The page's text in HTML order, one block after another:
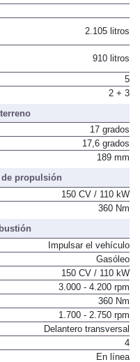
5
17 grados
17,6 grados
de propulsión
150 CV / 110 kW
Impulsar el vehículo
Gasóleo
150 CV / 110 kW
3.000 - 4.200 rpm
360 Nm
1.700 - 2.750 rpm
Delantero transversal
4